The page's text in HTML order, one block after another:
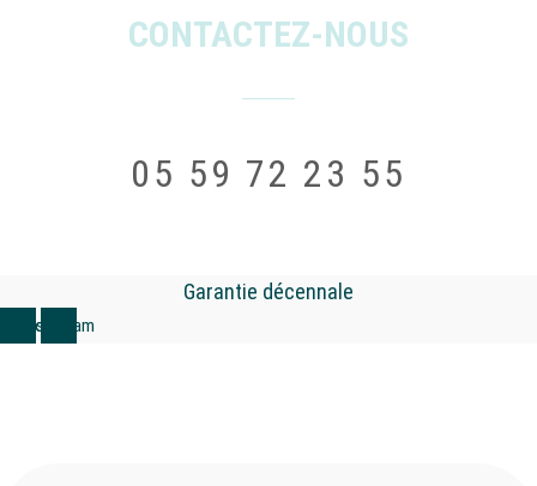
CONTACTEZ-NOUS
05 59 72 23 55
Garantie décennale
Instagram